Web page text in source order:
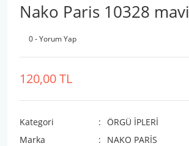
Nako Paris 10328 mavi
0 - Yorum Yap
120,00 TL
Kategori
ÖRGÜ İPLERİ
Marka
NAKO PARİS